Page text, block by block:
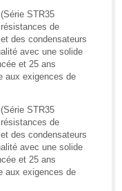
STR35
de
des condensateurs
avec une solide
et 25 ans
aux exigences de
STR35
de
des condensateurs
avec une solide
et 25 ans
aux exigences de